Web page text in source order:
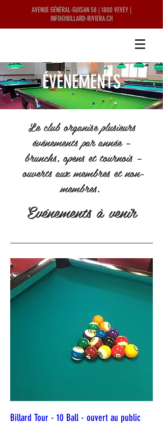
AVENUE GÉNÉRAL-GUISAN 58 | 1800 VEVEY |
INFO@BILLARD-RIVIERA.CH
ÉVÈNEMENTS
Le club organise plusieurs
événements par année –
brunchs, opens et tournois –
ouverts aux membres et non-
membres.
Evénements à venir
Billard Tour - 10 Ball - ouvert au public